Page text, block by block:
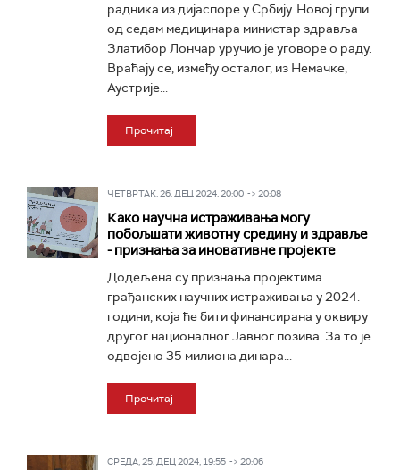
радника из дијаспоре у Србију. Новој групи
од седам медицинара министар здравља
Златибор Лончар уручио је уговоре о раду.
Враћају се, између осталог, из Немачке,
Аустрије...
Прочитај
ЧЕТВРТАК, 26. ДЕЦ 2024, 20:00 -> 20:08
Како научна истраживања могу
побољшати животну средину и здравље
- признања за иновативне пројекте
Додељена су признања пројектима
грађанских научних истраживања у 2024.
години, која ће бити финансирана у оквиру
другог националног Јавног позива. За то је
одвојено 35 милиона динара...
Прочитај
СРЕДА, 25. ДЕЦ 2024, 19:55 -> 20:06